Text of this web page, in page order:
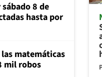
8 de
hasta por
matemáticas
mil robos